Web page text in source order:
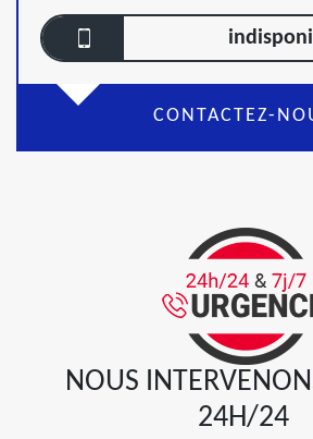
CONTACTEZ-
NOUS
24H/24